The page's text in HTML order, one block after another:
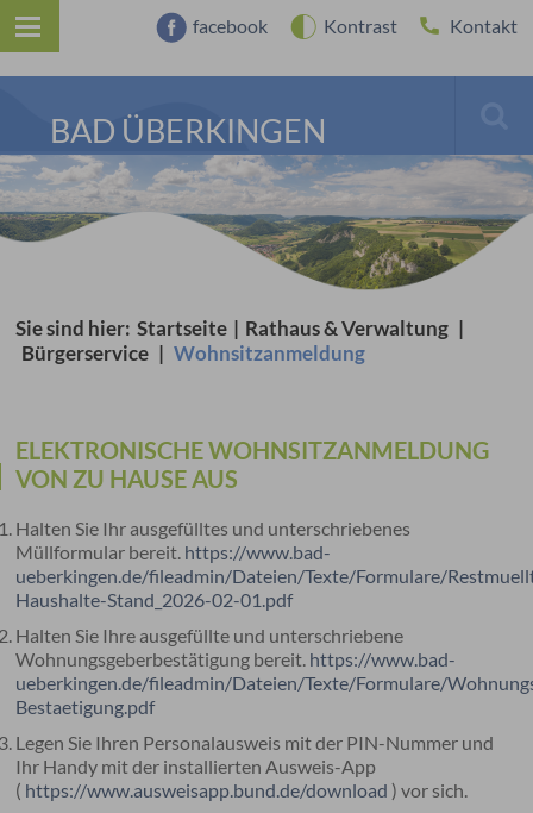
facebook Kontrast Kontakt
BAD ÜBERKINGEN
Sie sind hier: Startseite | Rathaus & Verwaltung |
Bürgerservice | Wohnsitzanmeldung
ELEKTRONISCHE WOHNSITZANMELDUNG
VON ZU HAUSE AUS
​​​​​​Halten Sie Ihr ausgefülltes und unterschriebenes
Müllformular bereit. https://www.bad-
ueberkingen.de/fileadmin/Dateien/Texte/Formulare/
Haushalte-Stand_2026-02-01.pdf
Halten Sie Ihre ausgefüllte und unterschriebene
Wohnungsgeberbestätigung bereit. https://www.bad-
ueberkingen.de/fileadmin/Dateien/Texte/Formulare/
Bestaetigung.pdf
Legen Sie Ihren Personalausweis mit der PIN-Nummer und
Ihr Handy mit der installierten Ausweis-App
( https://www.ausweisapp.bund.de/download ) vor sich.